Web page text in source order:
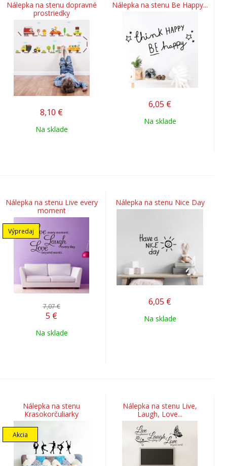
Nálepka na stenu dopravné
prostriedky
8,10 €
Na sklade
Nálepka na stenu Be Happy...
6,05 €
Na sklade
Nálepka na stenu Live every
moment
Výpredaj
7,07 €
5 €
Na sklade
Nálepka na stenu Nice Day
6,05 €
Na sklade
Nálepka na stenu
Krasokorčuliarky
Akcia
Nálepka na stenu Live,
Laugh, Love...